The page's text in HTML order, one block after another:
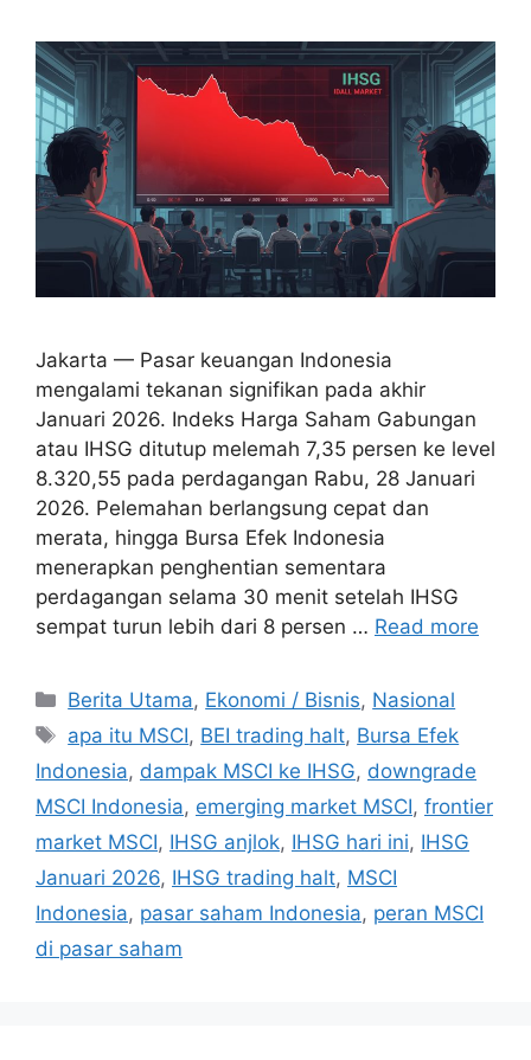
Jakarta — Pasar keuangan Indonesia
mengalami tekanan signifikan pada akhir
Januari 2026. Indeks Harga Saham Gabungan
atau IHSG ditutup melemah 7,35 persen ke level
8.320,55 pada perdagangan Rabu, 28 Januari
2026. Pelemahan berlangsung cepat dan
merata, hingga Bursa Efek Indonesia
menerapkan penghentian sementara
perdagangan selama 30 menit setelah IHSG
sempat turun lebih dari 8 persen … Read more
C
a
e
g
o
r
i
s
Berita Utama, Ekonomi / Bisnis, Nasional
T
a
s
apa itu MSCI, BEI trading halt, Bursa Efek
Indonesia, dampak MSCI ke IHSG, downgrade
MSCI Indonesia, emerging market MSCI, frontier
market MSCI, IHSG anjlok, IHSG hari ini, IHSG
Januari 2026, IHSG trading halt, MSCI
Indonesia, pasar saham Indonesia, peran MSCI
di pasar saham